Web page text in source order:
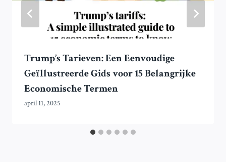
Trump’s Tarieven: Een Eenvoudige
Geïllustreerde Gids voor 15 Belangrijke
Economische Termen
april 11, 2025